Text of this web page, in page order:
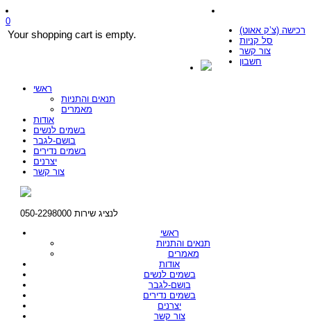
רכישה (צ’ק אאוט)
סל קניות
צור קשר
חשבון
0
Your shopping cart is empty.
ראשי
תנאים והתניות
מאמרים
אודות
בשמים לנשים
בושם-לגבר
בשמים נדירים
יצרנים
צור קשר
לנציג שירות 050-2298000
ראשי
תנאים והתניות
מאמרים
אודות
בשמים לנשים
בושם-לגבר
בשמים נדירים
יצרנים
צור קשר